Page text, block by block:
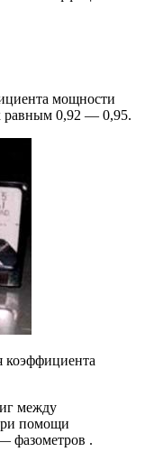
мощности
равным 0,92 — 0,95.
коэффициента
между
помощи
фазометров .